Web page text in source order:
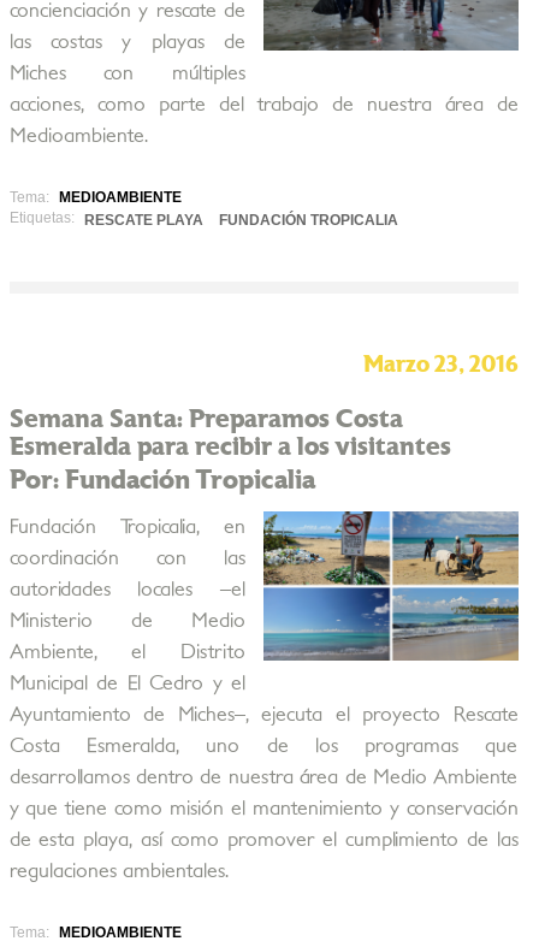
concienciación y rescate de
las costas y playas de
Miches con múltiples
acciones, como parte del trabajo de nuestra área de
Medioambiente.
Tema:
MEDIOAMBIENTE
Etiquetas:
RESCATE PLAYA FUNDACIÓN TROPICALIA
Marzo 23, 2016
Semana Santa: Preparamos Costa
Esmeralda para recibir a los visitantes
Por: Fundación Tropicalia
Fundación Tropicalia, en
coordinación con las
autoridades locales –el
Ministerio de Medio
Ambiente, el Distrito
Municipal de El Cedro y el
Ayuntamiento de Miches–, ejecuta el proyecto Rescate
Costa Esmeralda, uno de los programas que
desarrollamos dentro de nuestra área de Medio Ambiente
y que tiene como misión el mantenimiento y conservación
de esta playa, así como promover el cumplimiento de las
regulaciones ambientales.
Tema:
MEDIOAMBIENTE